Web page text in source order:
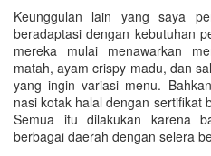
Keunggulan lain yang saya
beradaptasi dengan kebutuhan
mereka mulai menawarkan
matah, ayam crispy madu, dan
yang ingin variasi menu.
nasi kotak halal dengan sertifikat
Semua itu dilakukan karena
berbagai daerah dengan selera